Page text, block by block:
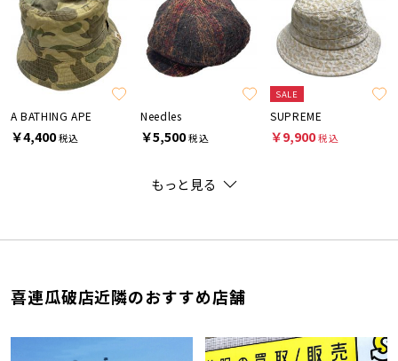
A BATHING APE
￥4,400税込
Needles
￥5,500税込
SALE
SUPREME
￥9,900税込
もっと見る
喜連瓜破店近隣のおすすめ店舗